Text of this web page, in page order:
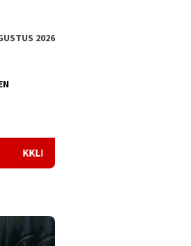
2026
2026, Sebanyak 65 Mahasiswa